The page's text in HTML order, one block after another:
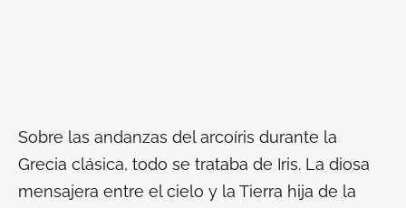
Sobre las andanzas del arcoíris durante la
Grecia clásica, todo se trataba de Iris. La diosa
mensajera entre el cielo y la Tierra hija de la